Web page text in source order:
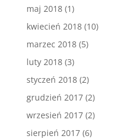
maj 2018(1)
kwiecień 2018(10)
marzec 2018(5)
luty 2018(3)
styczeń 2018(2)
grudzień 2017(2)
wrzesień 2017(2)
sierpień 2017(6)